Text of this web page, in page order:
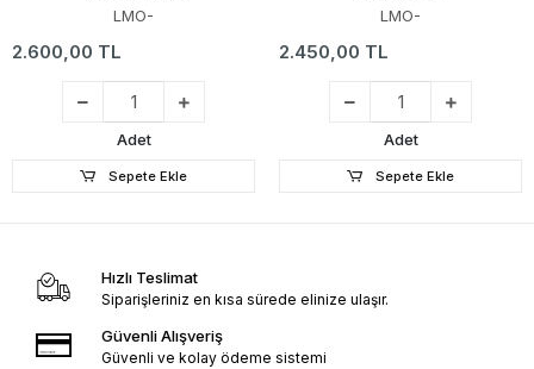
LMO-
2.600,00 TL
Adet
Sepete Ekle
LMO-
2.450,00 TL
Adet
Sepete Ekle
Hızlı Teslimat
Siparişleriniz en kısa sürede elinize ulaşır.
Güvenli Alışveriş
Güvenli ve kolay ödeme sistemi